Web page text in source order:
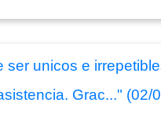
unicos e
Grac..." (02/